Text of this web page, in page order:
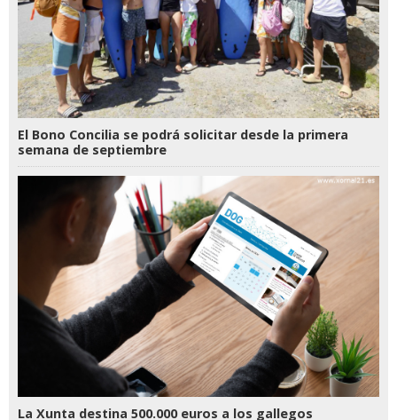
El Bono Concilia se podrá solicitar desde la primera
semana de septiembre
La Xunta destina 500.000 euros a los gallegos